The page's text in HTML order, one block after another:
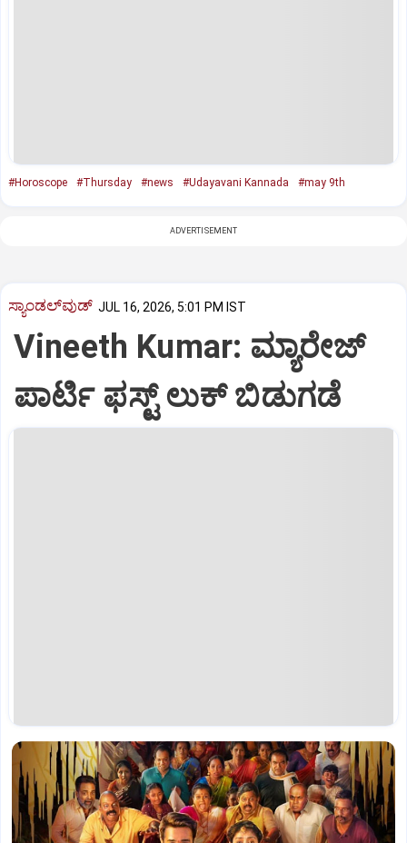
#Horoscope #Thursday #news #Udayavani Kannada #may 9th
ADVERTISEMENT
ಸ್ಯಾಂಡಲ್‌ವುಡ್‌ JUL 16, 2026, 5:01 PM IST
Vineeth Kumar: ಮ್ಯಾರೇಜ್‌
ಪಾರ್ಟಿ ಫಸ್ಟ್‌ ಲುಕ್‌ ಬಿಡುಗಡೆ